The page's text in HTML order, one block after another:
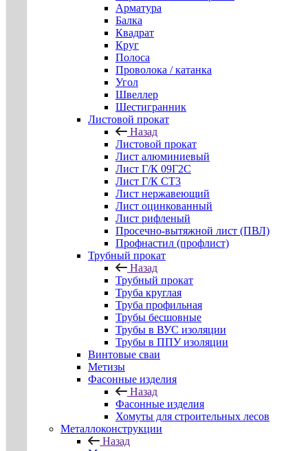
Арматура
Балка
Квадрат
Круг
Полоса
Проволока / катанка
Угол
Швеллер
Шестигранник
Листовой прокат
Назад
Листовой прокат
Лист алюминиевый
Лист Г/К 09Г2С
Лист Г/К СТ3
Лист нержавеющий
Лист оцинкованный
Лист рифленый
Просечно-вытяжной лист (ПВЛ)
Профнастил (профлист)
Трубный прокат
Назад
Трубный прокат
Труба круглая
Труба профильная
Трубы бесшовные
Трубы в ВУС изоляции
Трубы в ППУ изоляции
Винтовые сваи
Метизы
Фасонные изделия
Назад
Фасонные изделия
Хомуты для строительных лесов
Металлоконструкции
Назад